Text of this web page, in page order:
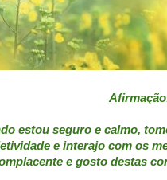
estou seguro e calmo,
e interajo com os
e gosto destas